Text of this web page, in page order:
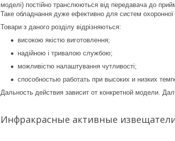
моделі) постійно транслюються від передавача до
Таке обладнання дуже ефективно для систем охоронної
Товари з даного розділу відрізняються:
високою якістю виготовлення;
надійною і тривалою службою;
можливістю налаштування чутливості;
способностью работать при высоких и низких
Дальность действия зависит от конкретной модели.
Инфракрасные активные